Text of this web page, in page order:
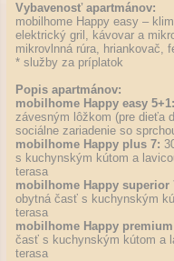
Vybavenosť apartmánov:
mobilhome Happy easy –
elektrický gril, kávovar a
mikrovlnná rúra, hriankovač,
* služby za príplatok
Popis apartmánov:
mobilhome Happy easy 5+1:
závesným lôžkom (pre dieťa
sociálne zariadenie so
mobilhome Happy plus 7:
s kuchynským kútom a
terasa
mobilhome Happy superior
obytná časť s kuchynským
terasa
mobilhome Happy premium
časť s kuchynským kútom a
terasa